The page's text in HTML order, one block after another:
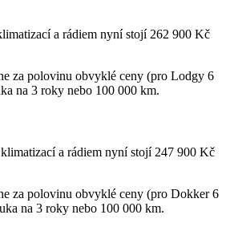
a rádiem nyní stojí 262 900 Kč
za polovinu obvyklé ceny (pro Lodgy 6
na 3 roky nebo 100 000 km.
a rádiem nyní stojí 247 900 Kč
za polovinu obvyklé ceny (pro Dokker 6
na 3 roky nebo 100 000 km.